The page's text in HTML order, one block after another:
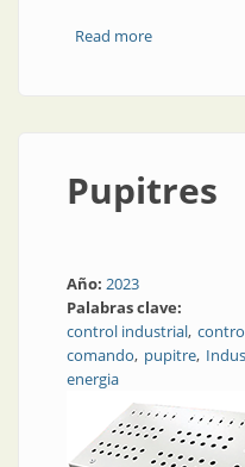
Read moreabout
Pupitres
Año: 2023
Palabras clave:
control industrial
comando pupitre
energia